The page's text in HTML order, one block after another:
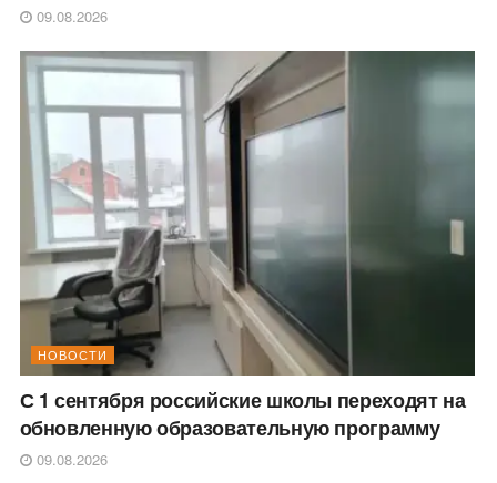
09.08.2026
НОВОСТИ
С 1 сентября российские школы переходят на
обновленную образовательную программу
09.08.2026